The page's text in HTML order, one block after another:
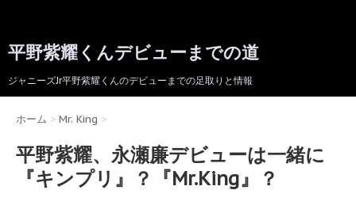
平野紫耀くんデビューまでの道
ジャニーズJr平野紫耀くんのデビューまでの足取りと情報
ホーム > Mr. King >
平野紫耀、永瀬廉デビューは一緒に
『キンプリ』？『Mr.King』？